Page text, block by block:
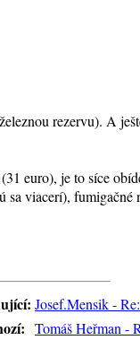
rezervu). A
euro), je to síce
viacerí),
Josef.Mensik -
Tomáš Heřman -